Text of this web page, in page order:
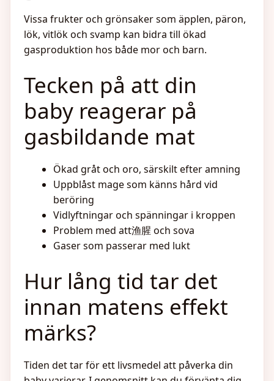
Vissa frukter och grönsaker som äpplen, päron,
lök, vitlök och svamp kan bidra till ökad
gasproduktion hos både mor och barn.
Tecken på att din
baby reagerar på
gasbildande mat
Ökad gråt och oro, särskilt efter amning
Uppblåst mage som känns hård vid
beröring
Vidlyftningar och spänningar i kroppen
Problem med att渔腥 och sova
Gaser som passerar med lukt
Hur lång tid tar det
innan matens effekt
märks?
Tiden det tar för ett livsmedel att påverka din